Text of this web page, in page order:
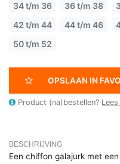
34 t/m 36 36 t/m 38
42 t/m 44
44 t/m 46
50 t/m 52
OPSLAAN IN
Product (na)bestellen?
BESCHRIJVING
Een chiffon galajurk met